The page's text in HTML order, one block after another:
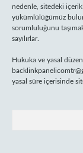
nedenle, sitedeki
yükümlülüğümüz
sorumluluğunu
sayılırlar.
Hukuka ve yasal
yasal süre içerisinde